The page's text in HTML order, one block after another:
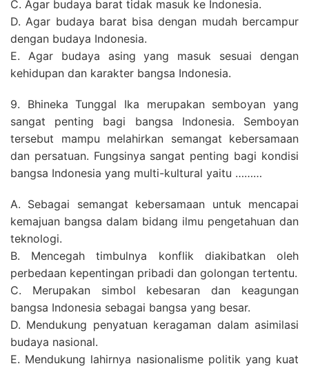
C. Agar budaya barat tidak masuk ke Indonesia.
D. Agar budaya barat bisa dengan mudah bercampur
dengan budaya Indonesia.
E. Agar budaya asing yang masuk sesuai dengan
kehidupan dan karakter bangsa Indonesia.
9. Bhineka Tunggal Ika merupakan semboyan yang
sangat penting bagi bangsa Indonesia. Semboyan
tersebut mampu melahirkan semangat kebersamaan
dan persatuan. Fungsinya sangat penting bagi kondisi
bangsa Indonesia yang multi-kultural yaitu ………
A. Sebagai semangat kebersamaan untuk mencapai
kemajuan bangsa dalam bidang ilmu pengetahuan dan
teknologi.
B. Mencegah timbulnya konflik diakibatkan oleh
perbedaan kepentingan pribadi dan golongan tertentu.
C. Merupakan simbol kebesaran dan keagungan
bangsa Indonesia sebagai bangsa yang besar.
D. Mendukung penyatuan keragaman dalam asimilasi
budaya nasional.
E. Mendukung lahirnya nasionalisme politik yang kuat